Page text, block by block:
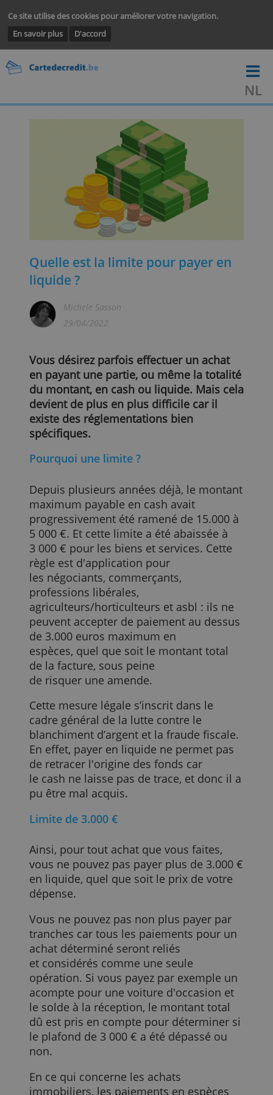
Ce site utilise des cookies pour améliorer votre navigation.
En savoir plus
D'accord
Quelle est la limite pour payer en
liquide ?
29/04/2022
Vous désirez parfois effectuer un achat
en payant une partie, ou même la
du montant, en cash ou liquide. Mais
devient de plus en plus difficile car il
spécifiques.
Pourquoi une limite ?
Depuis plusieurs années déjà, le
maximum payable en cash avait
progressivement été ramené de 15.000 à
5 000 €. Et cette limite a été abaissée à
3 000 € pour les biens et services. Cette
règle est d'application pour
les négociants, commerçants,
professions libérales,
agriculteurs/horticulteurs et asbl : ils ne
peuvent accepter de paiement au dessus
de 3.000 euros maximum en
espèces, quel que soit le montant total
de la facture, sous peine
de risquer une amende.
Cette mesure légale s’inscrit dans le
cadre général de la lutte contre le
En effet, payer en liquide ne permet pas
de retracer l'origine des fonds car
le cash ne laisse pas de trace, et donc il
pu être mal acquis.
Limite de 3.000 €
Ainsi, pour tout achat que vous faites,
vous ne pouvez pas payer plus de 3.000
en liquide, quel que soit le prix de votre
dépense.
Vous ne pouvez pas non plus payer par
tranches car tous les paiements pour un
achat déterminé seront reliés